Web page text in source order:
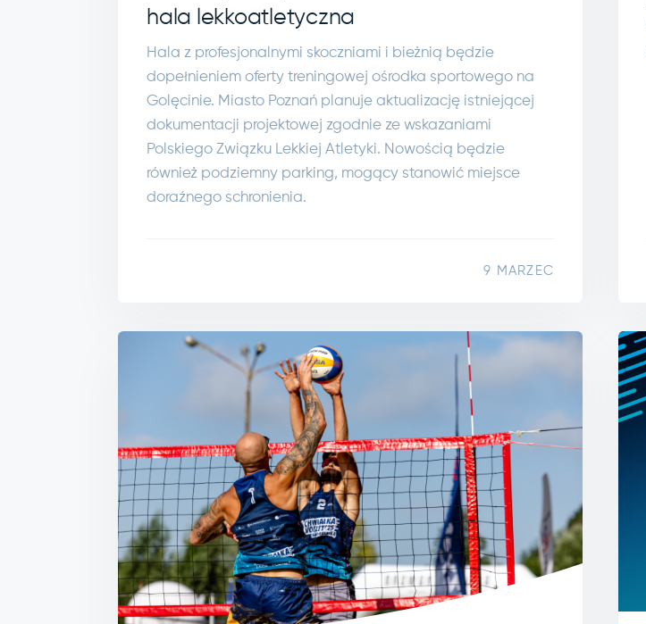
hala lekkoatletyczna
Hala z profesjonalnymi skoczniami i bieżnią będzie
dopełnieniem oferty treningowej ośrodka sportowego na
Golęcinie. Miasto Poznań planuje aktualizację istniejącej
dokumentacji projektowej zgodnie ze wskazaniami
Polskiego Związku Lekkiej Atletyki. Nowością będzie
również podziemny parking, mogący stanowić miejsce
doraźnego schronienia.
9 MARZEC